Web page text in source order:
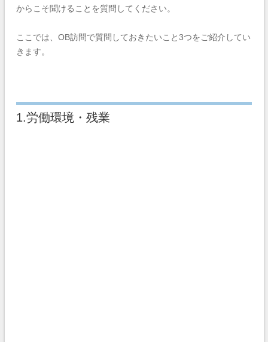
からこそ聞けることを質問してください。
ここでは、OB訪問で質問しておきたいこと3つをご紹介してい
きます。
1.労働環境・残業